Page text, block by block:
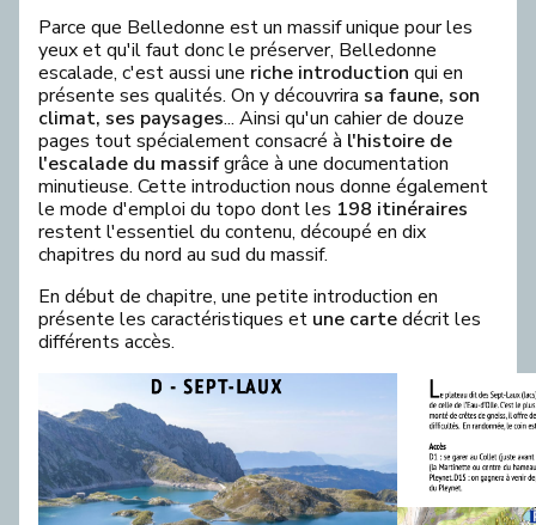
Parce que Belledonne est un massif unique pour les
yeux et qu'il faut donc le préserver, Belledonne
escalade, c'est aussi une riche introduction qui en
présente ses qualités. On y découvrira sa faune, son
climat, ses paysages... Ainsi qu'un cahier de douze
pages tout spécialement consacré à l'histoire de
l'escalade du massifgrâce à une documentation
minutieuse. Cette introduction nous donne également
le mode d'emploi du topo dont les 198 itinéraires
restent l'essentiel du contenu, découpé en dix
chapitres du nord au sud du massif.
En début de chapitre, une petite introduction en
présente les caractéristiques et une cartedécrit les
différents accès.